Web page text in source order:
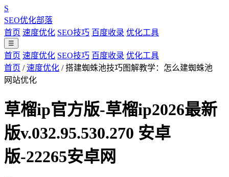
S
SEO优化部落
首页 速度优化 SEO技巧 百度收录 优化工具
☰
首页 速度优化 SEO技巧 百度收录 优化工具
首页 / 速度优化 / 搭建蜘蛛池技巧图解教学：怎么建蜘蛛池
网站优化
草榴ip官方版-草榴ip2026最新
版v.032.95.530.270 安卓
版-22265安卓网